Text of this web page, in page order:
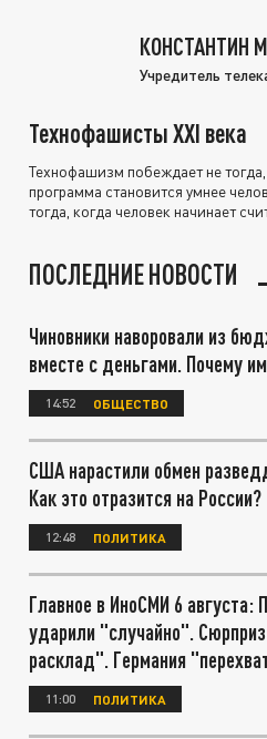
КОНСТАНТИН
Учредитель
Технофашисты XXI века
Технофашизм побеждает не
программа становится умнее
тогда, когда человек начинает
ПОСЛЕДНИЕ НОВОСТИ
Чиновники наворовали из
вместе с деньгами. Почему
14:52 ОБЩЕСТВО
США нарастили обмен
Как это отразится на России?
12:48 ПОЛИТИКА
Главное в ИноСМИ 6 августа:
ударили "случайно".
расклад". Германия
11:00 ПОЛИТИКА